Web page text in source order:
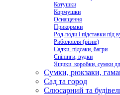
Котушки
Кормушки
Оснащення
Прикормки
Род-поди і підставки під
Риболовля (різне)
Садки, підсаки, багри
Спінінги, вудки
Ящики, коробки, сумки
Сумки, рюкзаки,
Сад та город
Слюсарний та